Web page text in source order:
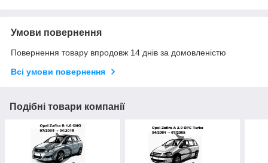
Умови повернення
Повернення товару впродовж 14 днів за домовленістю
Всі умови повернення
Подібні товари компанії